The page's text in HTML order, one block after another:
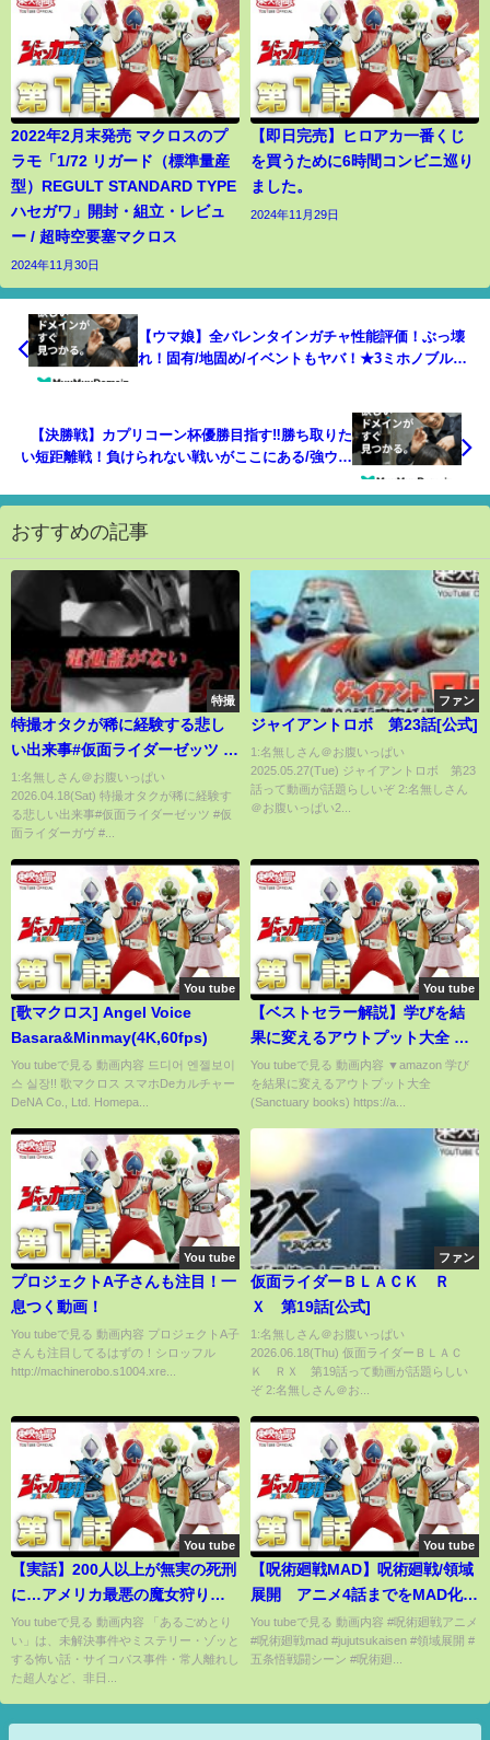
2022年2月末発売 マクロスのプ
ラモ「1/72 リガード（標準量産
型）REGULT STANDARD TYPE
ハセガワ」開封・組立・レビュ
ー / 超時空要塞マクロス
2024年11月30日
【即日完売】ヒロアカ一番くじ
を買うために6時間コンビニ巡り
ました。
2024年11月29日
【ウマ娘】全バレンタインガチャ性能評価！ぶっ壊
れ！固有/地固め/イベントもヤバ！★3ミホノブルボ
【決勝戦】カプリコーン杯優勝目指す‼勝ち取りた
い短距離戦！負けられない戦いがここにある/強ウマ
おすすめの記事
特撮
特撮オタクが稀に経験する悲し
い出来事#仮面ライダーゼッツ #
仮面ライダーガヴ #仮面ライダー
ビルド #仮面ライダーゴースト #
ゴチゾウ #あるある #特撮 #アイ
1:名無しさん＠お腹いっぱい
2026.04.18(Sat) 特撮オタクが稀に経験す
る悲しい出来事#仮面ライダーゼッツ #仮
面ライダーガヴ #...
ファン
ジャイアントロボ 第23話[公式]
1:名無しさん＠お腹いっぱい
2025.05.27(Tue) ジャイアントロボ 第23
話って動画が話題らしいぞ 2:名無しさん
＠お腹いっぱい2...
You tube
[歌マクロス] Angel Voice
Basara&Minmay(4K,60fps)
You tubeで見る 動画内容 드디어 엔젤보이
스 실장!! 歌マクロス スマホDeカルチャー
DeNA Co., Ltd. Homepa...
You tube
【ベストセラー解説】学びを結
果に変えるアウトプット大全 ｜
インプットとアウトプットの割
合は３：７という衝撃
You tubeで見る 動画内容 ▼amazon 学び
を結果に変えるアウトプット大全
(Sanctuary books) https://a...
You tube
プロジェクトA子さんも注目！一
息つく動画！
You tubeで見る 動画内容 プロジェクトA子
さんも注目してるはずの！シロッフル
http://machinerobo.s1004.xre...
ファン
仮面ライダーＢＬＡＣＫ Ｒ
Ｘ 第19話[公式]
1:名無しさん＠お腹いっぱい
2026.06.18(Thu) 仮面ライダーＢＬＡＣ
Ｋ ＲＸ 第19話って動画が話題らしい
ぞ 2:名無しさん＠お...
You tube
【実話】200人以上が無実の死刑
に…アメリカ最悪の魔女狩り事
件
You tubeで見る 動画内容 「あるごめとり
い」は、未解決事件やミステリー・ゾッと
する怖い話・サイコパス事件・常人離れし
た超人など、非日...
You tube
【呪術廻戦MAD】呪術廻戦/領域
展開 アニメ4話までをMAD化し
てみた【ボッカデラベリタ/天
月】【静止画MAD】【高画質】
You tubeで見る 動画内容 #呪術廻戦アニメ
#呪術廻戦mad #jujutsukaisen #領域展開 #
五条悟戦闘シーン #呪術廻...